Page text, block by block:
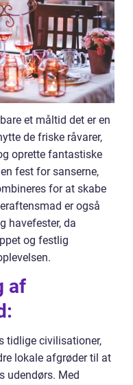
et måltid det er en
de friske råvarer,
oprette fantastiske
fest for sanserne,
for at skabe
er også
havefester, da
og festlig
af
tidlige civilisationer,
lokale afgrøder til at
udendørs. Med